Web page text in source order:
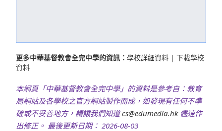
更多中華基督教會全完中學的資訊： 學校詳細資料 | 下載學校
資料
本網頁「中華基督教會全完中學」的資料是參考自：教育
局網站及各學校之官方網站製作而成，如發現有任何不準
確或不妥善地方，請讓我們知道cs@edumedia.hk儘速作
出修正。 最後更新日期： 2026-08-03